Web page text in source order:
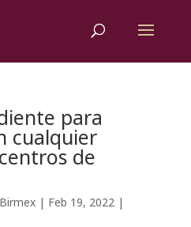
para
cualquier
de
| Feb 19, 2022 |